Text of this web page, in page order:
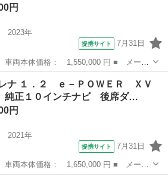
円
2023年
提携サイト 7月31日
セレナ ■ グレード名： Ｘ 禁煙車
ビ ブラインドスポットモニタ バックカ
レナ １．２ ｅ－ＰＯＷＥＲ ＸＶ
正１０インチナビ 後席ダ…
円
2021年
提携サイト 7月31日
レナ ■ グレード名： １．２ ｅ－